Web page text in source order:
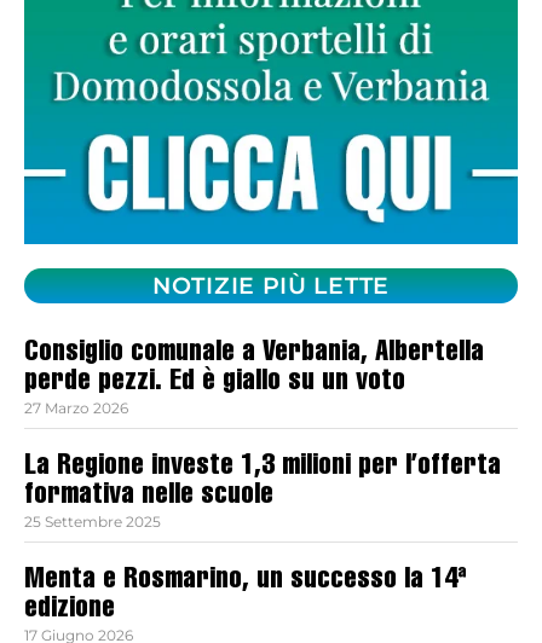
NOTIZIE PIÙ LETTE
Consiglio comunale a Verbania, Albertella
perde pezzi. Ed è giallo su un voto
27 Marzo 2026
La Regione investe 1,3 milioni per l’offerta
formativa nelle scuole
25 Settembre 2025
Menta e Rosmarino, un successo la 14ª
edizione
17 Giugno 2026